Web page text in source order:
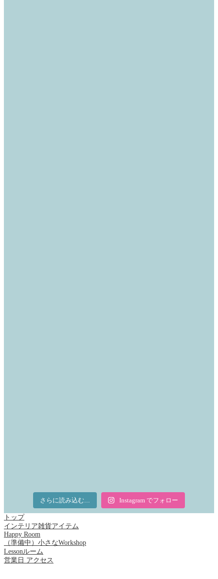
さらに読み込む... Instagram でフォロー
トップ
インテリア雑貨アイテム
Happy Room
（準備中）小さなWorkshop
Lessonルーム
営業日 アクセス